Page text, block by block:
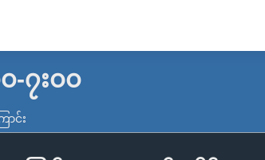
-၇း၀၀
ာင်း